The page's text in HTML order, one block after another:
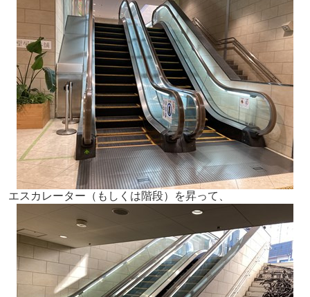
エスカレーター（もしくは階段）を昇って、